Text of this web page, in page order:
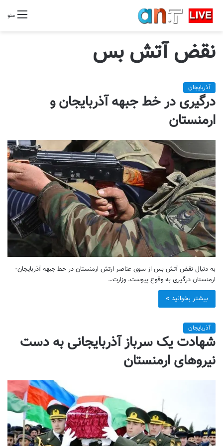
منو
نقض آتش بس
آذربایجان
درگیری در خط جبهه آذربایجان و
ارمنستان
به دنبال نقض آتش بس از سوی عناصر ارتش ارمنستان در خط جبهه آذربایجان-
ارمنستان درگیری به وقوع پیوست. وزارت…
بیشتر بخوانید »
آذربایجان
شهادت یک سرباز آذربایجانی به دست
نیروهای ارمنستان